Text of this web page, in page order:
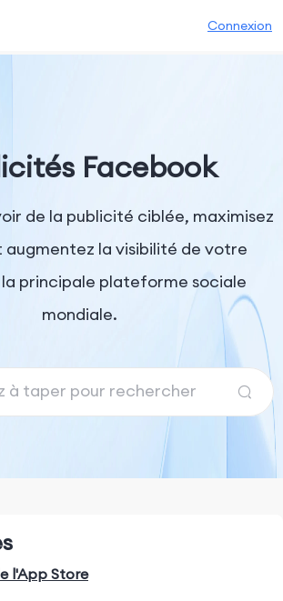
Connexion
Facebook
de la publicité ciblée, maximisez
la visibilité de votre
la principale plateforme sociale
mondiale.
l'App Store